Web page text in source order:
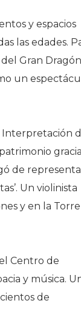
y espacios
las edades.
Gran Dragón
un
Interpretación
de
Un violinista
y en la
Centro de
y música.
de